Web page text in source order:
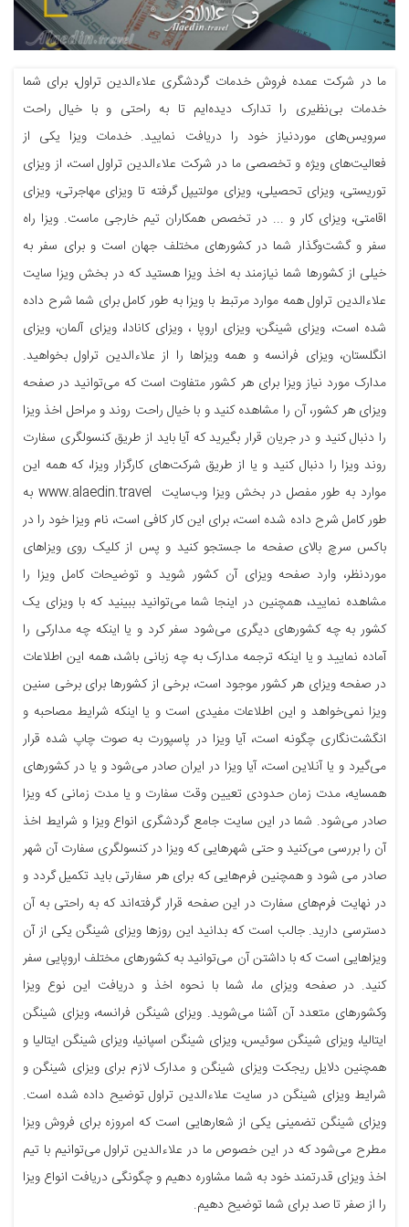
ما در شرکت عمده فروش خدمات گردشگری علاءالدین تراول، برای شما
خدمات بی‌نظیری را تدارک دیده‌ایم تا به راحتی و با خیال راحت
سرویس‌های موردنیاز خود را دریافت نمایید. خدمات ویزا یکی از
فعالیت‌های ویژه و تخصصی ما در شرکت علاءالدین تراول است، از ویزای
توریستی، ویزای تحصیلی، ویزای مولتیپل گرفته تا ویزای مهاجرتی، ویزای
اقامتی، ویزای کار و ... در تخصص همکاران تیم خارجی ماست. ویزا راه
سفر و گشت‌و‌گذار شما در کشورهای مختلف جهان است و برای سفر به
خیلی از کشورها شما نیازمند به اخذ ویزا هستید که در بخش ویزا سایت
علاءالدین تراول همه موارد مرتبط با ویزا به طور کامل برای شما شرح داده
شده است، ویزای شینگن، ویزای اروپا ، ویزای کانادا، ویزای آلمان، ویزای
انگلستان، ویزای فرانسه و همه ویزاها را از علاءالدین تراول بخواهید.
مدارک مورد نیاز ویزا برای هر کشور متفاوت است که می‌توانید در صفحه
ویزای هر کشور، آن را مشاهده کنید و با خیال راحت روند و مراحل اخذ ویزا
را دنبال کنید و در جریان قرار بگیرید که آیا باید از طریق کنسولگری سفارت
روند ویزا را دنبال کنید و یا از طریق شرکت‌های کارگزار ویزا، که همه این
موارد به طور مفصل در بخش ویزا وب‌سایت www.alaedin.travel به
طور کامل شرح داده شده است، برای این کار کافی است، نام ویزا خود را در
باکس سرچ بالای صفحه ما جستجو کنید و پس از کلیک روی ویزاهای
موردنظر، وارد صفحه ویزای آن کشور شوید و توضیحات کامل ویزا را
مشاهده نمایید، همچنین در اینجا شما می‌توانید ببینید که با ویزای یک
کشور به چه کشورهای دیگری می‌شود سفر کرد و یا اینکه چه مدارکی را
آماده نمایید و یا اینکه ترجمه مدارک به چه زبانی باشد، همه این اطلاعات
در صفحه ویزای هر کشور موجود است، برخی از کشورها برای برخی سنین
ویزا نمی‌خواهد و این اطلاعات مفیدی است و یا اینکه شرایط مصاحبه و
انگشت‌نگاری چگونه است، آیا ویزا در پاسپورت به صوت چاپ شده قرار
می‌گیرد و یا آنلاین است، آیا ویزا در ایران صادر می‌شود و یا در کشورهای
همسایه، مدت زمان حدودی تعیین وقت سفارت و یا مدت زمانی که ویزا
صادر می‌شود. شما در این سایت جامع گردشگری انواع ویزا و شرایط اخذ
آن را بررسی می‌کنید و حتی شهرهایی که ویزا در کنسولگری سفارت آن شهر
صادر می شود و همچنین فرم‌هایی که برای هر سفارتی باید تکمیل گردد و
در نهایت فرم‌های سفارت در این صفحه قرار گرفته‌اند که به راحتی به آن
دسترسی دارید. جالب است که بدانید این روزها ویزای شینگن یکی از آن
ویزاهایی است که با داشتن آن می‌توانید به کشورهای مختلف اروپایی سفر
کنید. در صفحه ویزای ما، شما با نحوه اخذ و دریافت این نوع ویزا
وکشورهای متعدد آن آشنا می‌شوید. ویزای شینگن فرانسه، ویزای شینگن
ایتالیا، ویزای شینگن سوئیس، ویزای شینگن اسپانیا، ویزای شینگن ایتالیا و
همچنین دلایل ریجکت ویزای شینگن و مدارک لازم برای ویزای شینگن و
شرایط ویزای شینگن در سایت علاءالدین تراول توضیح داده شده است.
ویزای شینگن تضمینی یکی از شعارهایی است که امروزه برای فروش ویزا
مطرح می‌شود که در این خصوص ما در علاءالدین تراول می‌توانیم با تیم
اخذ ویزای قدرتمند خود به شما مشاوره دهیم و چگونگی دریافت انواع ویزا
را از صفر تا صد برای شما توضیح دهیم.